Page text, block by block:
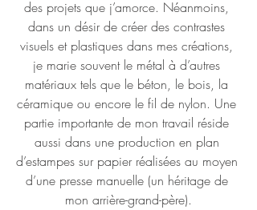
des projets que j’amorce. Néanmoins,
dans un désir de créer des contrastes
visuels et plastiques dans mes créations,
je marie souvent le métal à d’autres
matériaux tels que le béton, le bois, la
céramique ou encore le fil de nylon. Une
partie importante de mon travail réside
aussi dans une production en plan
d’estampes sur papier réalisées au moyen
d’une presse manuelle (un héritage de
mon arrière-grand-père).